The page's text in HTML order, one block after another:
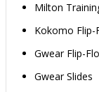
Milton
Kokomo Flip-
Gwear Flip-
Gwear Slides